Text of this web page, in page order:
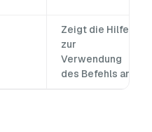
Zeigt die Hilfe
zur
Verwendung
des Befehls an.